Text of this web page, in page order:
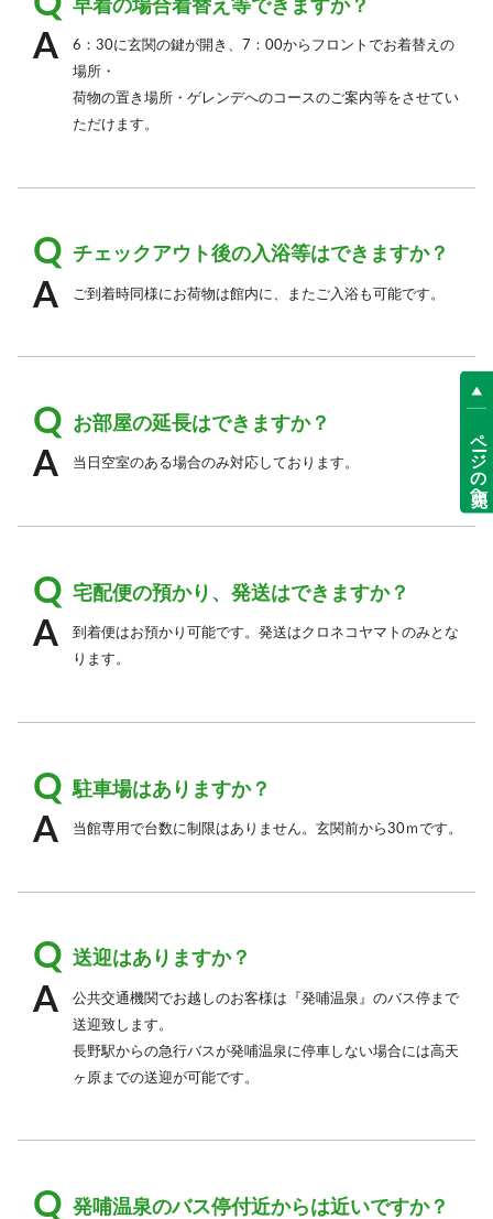
早着の場合着替え等できますか？
6：30に玄関の鍵が開き、7：00からフロントでお着替えの
場所・
荷物の置き場所・ゲレンデへのコースのご案内等をさせてい
ただけます。
チェックアウト後の入浴等はできますか？
ご到着時同様にお荷物は館内に、またご入浴も可能です。
お部屋の延長はできますか？
当日空室のある場合のみ対応しております。
宅配便の預かり、発送はできますか？
到着便はお預かり可能です。発送はクロネコヤマトのみとな
ります。
駐車場はありますか？
当館専用で台数に制限はありません。玄関前から30ｍです。
送迎はありますか？
公共交通機関でお越しのお客様は『発哺温泉』のバス停まで
送迎致します。
長野駅からの急行バスが発哺温泉に停車しない場合には高天
ヶ原までの送迎が可能です。
発哺温泉のバス停付近からは近いですか？
ページの先頭へ